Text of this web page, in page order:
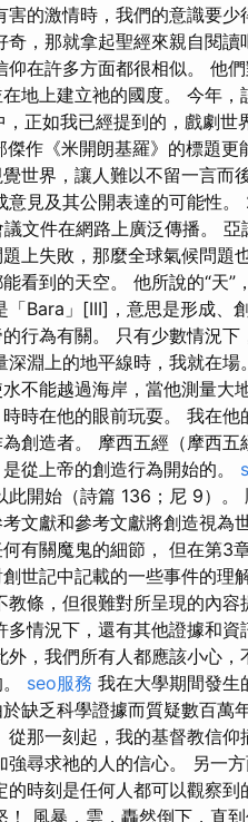
的激情時，我們的意識要
，那就拿起聖經來親自閱
在許多方面都很相似。 他
地上建立祂的國度。 今年
正如我已經提到的，戲劇世
傑作《米開朗基羅》的標題
世界，讓人難以不留一言而
見及其公開表達的可能性
文件在網路上廣泛傳播。
上失敗，那麼全球氣候問題
看到的天空。 他所說的“天
Bara」[III]，意思是形成、
行為有關。 只有少數情況
淵上的地平線時，我就在
不能越過海岸，當他測量大
時在他的眼前玩耍。 我在他
創造者。 摩西五經（摩西
從上帝的創造行為開始的。
開始（詩篇 136；尼 9）
文獻和參考文獻將創造視為
有關魔鬼的細節， 但在第3
世記中記載的一些事件的理
條，但很難對所呈現的內
情況下，還有其他證據和
，我們所有人都應該小心
seo服務 我在大學期間發生
缺乏科學證據而質疑數百萬
那一刻起，我的基督教信
尋求祂的人的信心。 另一
時刻是任何人都可以觀察
風暴，雲，轟然倒下，直